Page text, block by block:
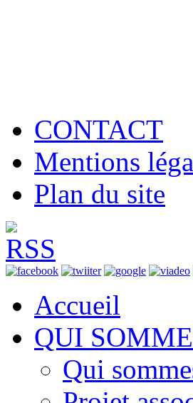
CONTACT
Mentions
Plan du site
Accueil
QUI
Qui